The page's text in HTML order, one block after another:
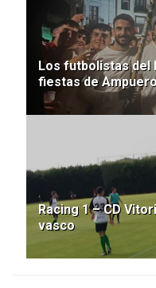
Los futbolistas del
fiestas de
Racing 1 – CD
vasco